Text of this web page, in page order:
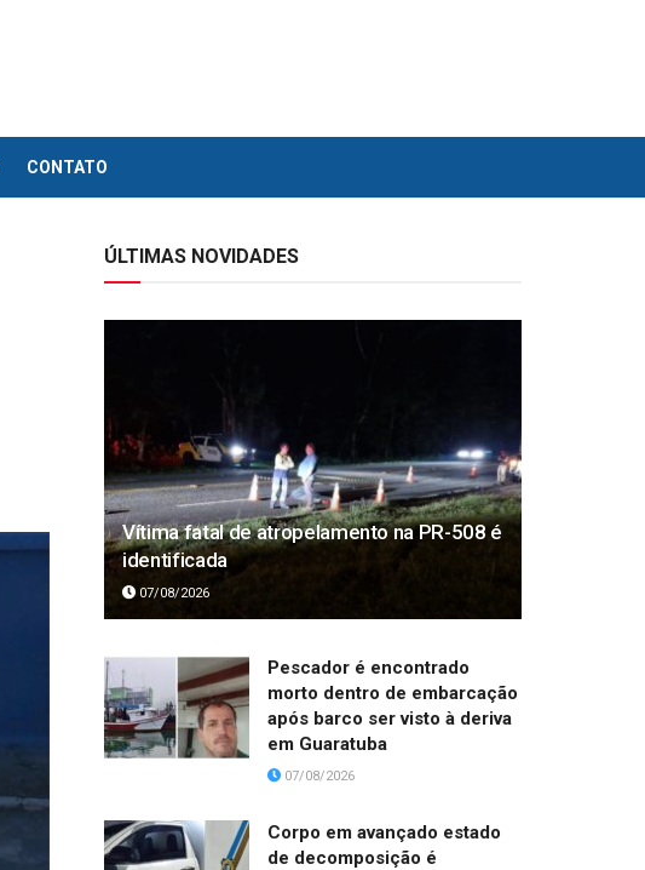
CONTATO
ÚLTIMAS NOVIDADES
Vítima fatal de atropelamento na PR-508 é
identificada
07/08/2026
Pescador é encontrado
morto dentro de embarcação
após barco ser visto à deriva
em Guaratuba
07/08/2026
Corpo em avançado estado
de decomposição é